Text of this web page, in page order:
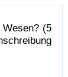
(5